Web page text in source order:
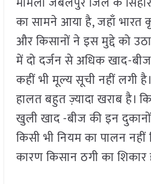
का सामने आया है, जहाँ
और किसानों ने इस मुद्दे को
में दो दर्जन से अधिक खाद-
कहीं भी मूल्य सूची नहीं लगी है।
हालत बहुत ज़्यादा खराब है।
खुली खाद -बीज की इन
किसी भी नियम का पालन नहीं
कारण किसान ठगी का शिकार